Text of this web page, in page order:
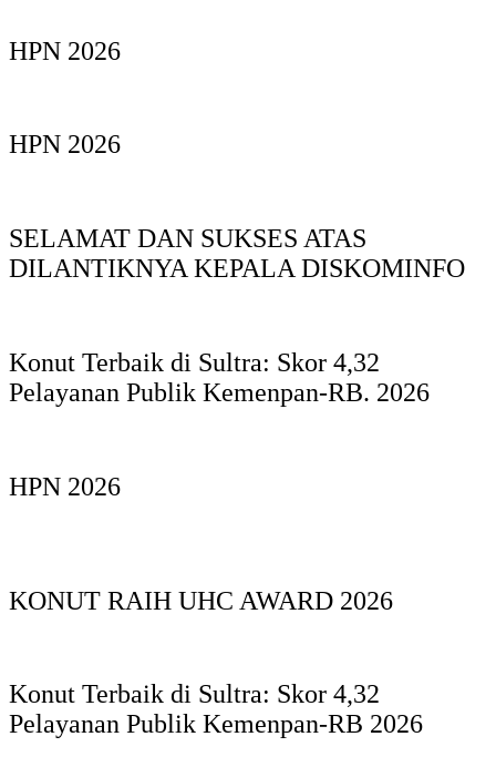
HPN 2026
HPN 2026
SELAMAT DAN SUKSES ATAS
DILANTIKNYA KEPALA DISKOMINFO
Konut Terbaik di Sultra: Skor 4,32
Pelayanan Publik Kemenpan-RB. 2026
HPN 2026
KONUT RAIH UHC AWARD 2026
Konut Terbaik di Sultra: Skor 4,32
Pelayanan Publik Kemenpan-RB 2026